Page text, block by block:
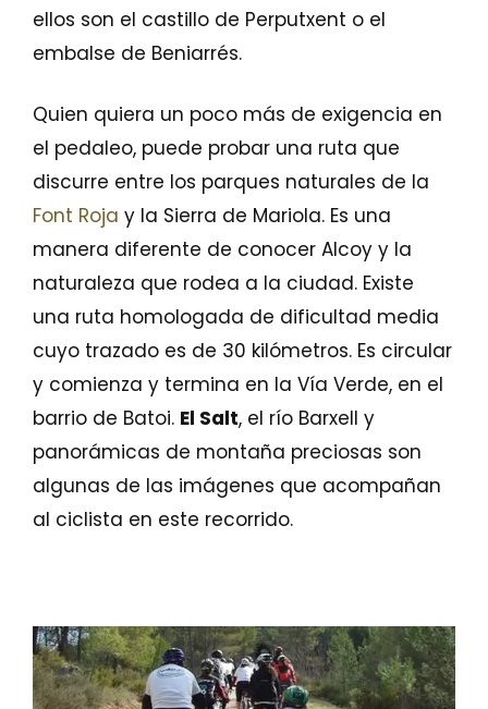
ellos son el castillo de Perputxent o el
embalse de Beniarrés.
Quien quiera un poco más de exigencia en
el pedaleo, puede probar una ruta que
discurre entre los parques naturales de la
Font Roja y la Sierra de Mariola. Es una
manera diferente de conocer Alcoy y la
naturaleza que rodea a la ciudad. Existe
una ruta homologada de dificultad media
cuyo trazado es de 30 kilómetros. Es circular
y comienza y termina en la Vía Verde, en el
barrio de Batoi. El Salt, el río Barxell y
panorámicas de montaña preciosas son
algunas de las imágenes que acompañan
al ciclista en este recorrido.